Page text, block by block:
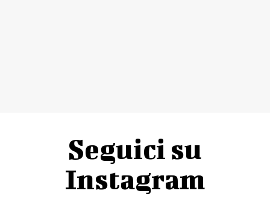
Seguici su
Instagram